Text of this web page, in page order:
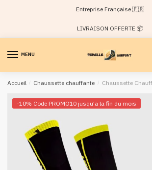
navigation
Entreprise Française 🇫🇷
LIVRAISON OFFERTE 📦
MENU
Accueil / Chaussette chauffante / Chaussette
-10% Code PROMO10 jusqu'a la fin du mois